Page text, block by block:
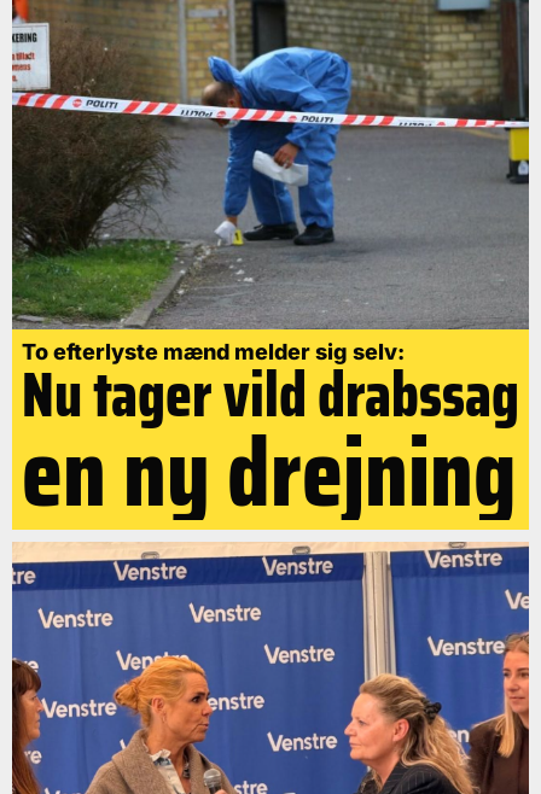
To efterlyste mænd melder sig selv:
Nu tager vild drabssag
en ny drejning